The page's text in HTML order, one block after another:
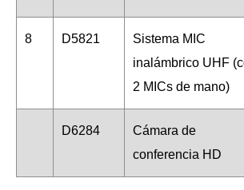
8 D5821
Sistema MIC
inalámbrico UHF
2 MICs de mano)
D6284
Cámara de
conferencia HD